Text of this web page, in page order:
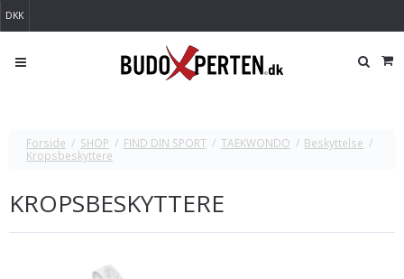
DKK
Forside / SHOP / FIND DIN SPORT / TAEKWONDO / Beskyttelse /
Kropsbeskyttere
KROPSBESKYTTERE